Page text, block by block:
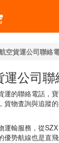
空貨運公司聯絡
公司聯
運的聯絡電話，
貨物査詢與追蹤
運輸服務，從
優势航線也是直